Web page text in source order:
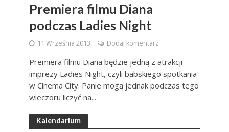
Premiera filmu Diana
podczas Ladies Night
11 Września 2013 Dodaj komentarz
Premiera filmu Diana będzie jedną z atrakcji
imprezy Ladies Night, czyli babskiego spotkania
w Cinema City. Panie mogą jednak podczas tego
wieczoru liczyć na...
Kalendarium